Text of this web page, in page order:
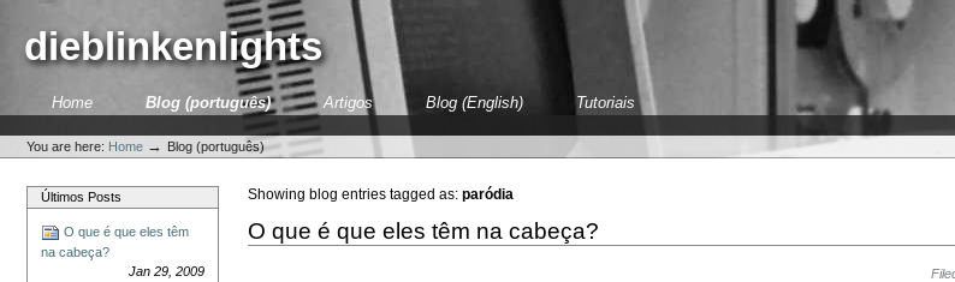
content.dieblinkenlights
SectionsHome Blog (português) Artigos Blog (English) Tutoriais
tools
You are here: Home → Blog (português)
Últimos Posts
O que é que eles têm
na cabeça?
Jan 29, 2009
Showing blog entries tagged as:paródia
O que é que eles têm na cabeça?